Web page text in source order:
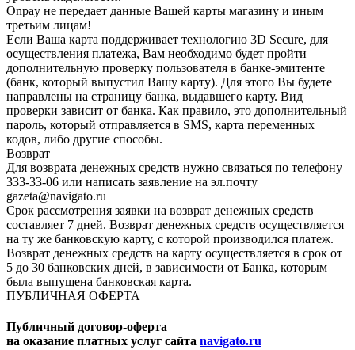
Onpay не передает данные Вашей карты магазину и иным
третьим лицам!
Если Ваша карта поддерживает технологию 3D Secure, для
осуществления платежа, Вам необходимо будет пройти
дополнительную проверку пользователя в банке-эмитенте
(банк, который выпустил Вашу карту). Для этого Вы будете
направлены на страницу банка, выдавшего карту. Вид
проверки зависит от банка. Как правило, это дополнительный
пароль, который отправляется в SMS, карта переменных
кодов, либо другие способы.
Возврат
Для возврата денежных средств нужно связаться по телефону
333-33-06 или написать заявление на эл.почту
gazeta@navigato.ru
Срок рассмотрения заявки на возврат денежных средств
составляет 7 дней. Возврат денежных средств осуществляется
на ту же банковскую карту, с которой производился платеж.
Возврат денежных средств на карту осуществляется в срок от
5 до 30 банковских дней, в зависимости от Банка, которым
была выпущена банковская карта.
ПУБЛИЧНАЯ ОФЕРТА
Публичный договор-оферта
на оказание платных услуг сайта navigato.ru